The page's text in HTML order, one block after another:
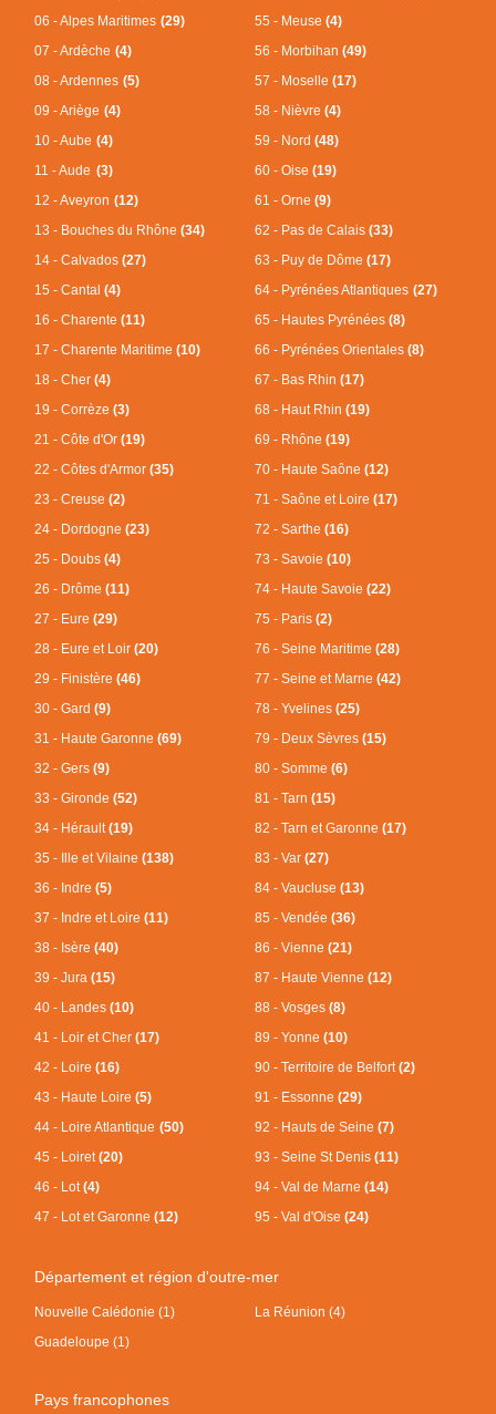
06 - Alpes Maritimes(29)
07 - Ardèche(4)
08 - Ardennes(5)
09 - Ariège(4)
10 - Aube(4)
11 - Aude(3)
12 - Aveyron(12)
13 - Bouches du Rhône(34)
14 - Calvados(27)
15 - Cantal(4)
16 - Charente(11)
17 - Charente Maritime(10)
18 - Cher(4)
19 - Corrèze(3)
21 - Côte d'Or(19)
22 - Côtes d'Armor(35)
23 - Creuse(2)
24 - Dordogne(23)
25 - Doubs(4)
26 - Drôme(11)
27 - Eure(29)
28 - Eure et Loir(20)
29 - Finistère(46)
30 - Gard(9)
31 - Haute Garonne(69)
32 - Gers(9)
33 - Gironde(52)
34 - Hérault(19)
35 - Ille et Vilaine(138)
36 - Indre(5)
37 - Indre et Loire(11)
38 - Isère(40)
39 - Jura(15)
40 - Landes(10)
41 - Loir et Cher(17)
42 - Loire(16)
43 - Haute Loire(5)
44 - Loire Atlantique(50)
45 - Loiret(20)
46 - Lot(4)
47 - Lot et Garonne(12)
55 - Meuse (4)
56 - Morbihan (49)
57 - Moselle (17)
58 - Nièvre (4)
59 - Nord (48)
60 - Oise (19)
61 - Orne (9)
62 - Pas de Calais (33)
63 - Puy de Dôme (17)
64 - Pyrénées Atlantiques (27)
65 - Hautes Pyrénées (8)
66 - Pyrénées Orientales (8)
67 - Bas Rhin (17)
68 - Haut Rhin (19)
69 - Rhône (19)
70 - Haute Saône (12)
71 - Saône et Loire (17)
72 - Sarthe (16)
73 - Savoie (10)
74 - Haute Savoie (22)
75 - Paris (2)
76 - Seine Maritime (28)
77 - Seine et Marne (42)
78 - Yvelines (25)
79 - Deux Sèvres (15)
80 - Somme (6)
81 - Tarn (15)
82 - Tarn et Garonne (17)
83 - Var (27)
84 - Vaucluse (13)
85 - Vendée (36)
86 - Vienne (21)
87 - Haute Vienne (12)
88 - Vosges (8)
89 - Yonne (10)
90 - Territoire de Belfort (2)
91 - Essonne (29)
92 - Hauts de Seine (7)
93 - Seine St Denis (11)
94 - Val de Marne (14)
95 - Val d'Oise (24)
Département et région d'outre-mer
Nouvelle Calédonie (1)
Guadeloupe (1)
La Réunion (4)
Pays francophones